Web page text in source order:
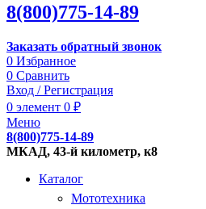
8(800)775-14-89
Заказать обратный звонок
0 Избранное
0 Сравнить
Вход / Регистрация
0 элемент 0 ₽
Меню
8(800)775-14-89
МКАД, 43-й километр, к8
Каталог
Мототехника